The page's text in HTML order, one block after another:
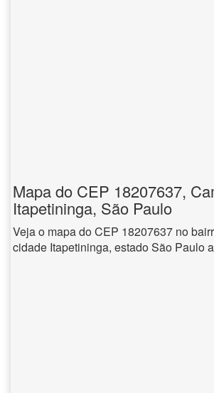
Mapa do CEP 18207637,
Itapetininga, São Paulo
Veja o mapa do CEP 18207637 no
cidade Itapetininga, estado São Paulo